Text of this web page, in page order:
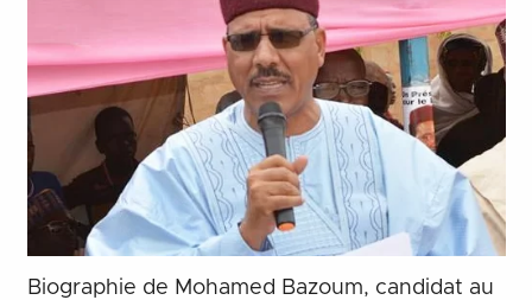
Biographie de Mohamed Bazoum, candidat au